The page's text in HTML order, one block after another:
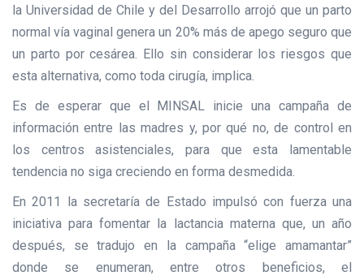
la Universidad de Chile y del Desarrollo arrojó que un parto
normal vía vaginal genera un 20% más de apego seguro que
un parto por cesárea. Ello sin considerar los riesgos que
esta alternativa, como toda cirugía, implica.
Es de esperar que el MINSAL inicie una campaña de
información entre las madres y, por qué no, de control en
los centros asistenciales, para que esta lamentable
tendencia no siga creciendo en forma desmedida.
En 2011 la secretaría de Estado impulsó con fuerza una
iniciativa para fomentar la lactancia materna que, un año
después, se tradujo en la campaña “elige amamantar”
donde se enumeran, entre otros beneficios, el